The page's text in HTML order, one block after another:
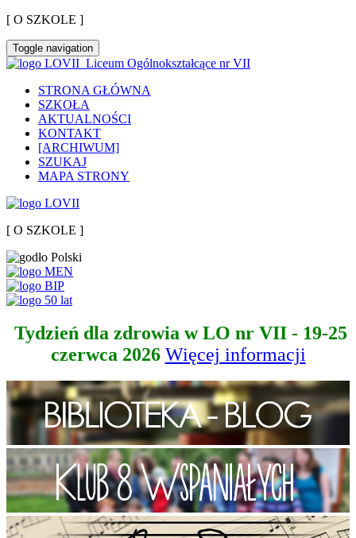
[ O SZKOLE ]
Toggle navigation
Liceum Ogólnokształcące nr VII
STRONA GŁÓWNA
SZKOŁA
AKTUALNOŚCI
KONTAKT
[ARCHIWUM]
SZUKAJ
MAPA STRONY
[ O SZKOLE ]
Tydzień dla zdrowia w LO nr VII - 19-25
czerwca 2026 Więcej informacji